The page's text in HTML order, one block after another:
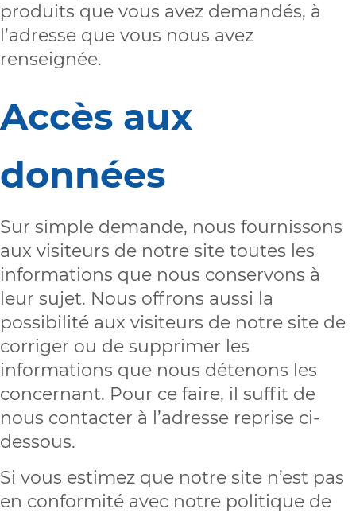
produits que vous avez demandés, à
l’adresse que vous nous avez
renseignée.
Accès aux
données
Sur simple demande, nous fournissons
aux visiteurs de notre site toutes les
informations que nous conservons à
leur sujet. Nous offrons aussi la
possibilité aux visiteurs de notre site de
corriger ou de supprimer les
informations que nous détenons les
concernant. Pour ce faire, il suffit de
nous contacter à l’adresse reprise ci-
dessous.
Si vous estimez que notre site n’est pas
en conformité avec notre politique de